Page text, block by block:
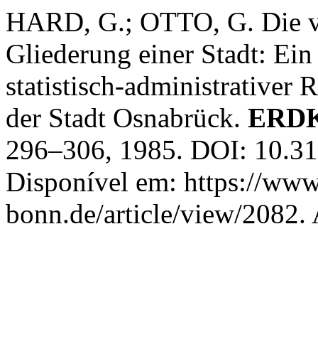
HARD, G.; OTTO, G. Die
Gliederung einer Stadt:
statistisch-administrativer
der Stadt Osnabrück.
296–306, 1985. DOI:
Disponível em: https://
bonn.de/article/view/2082.